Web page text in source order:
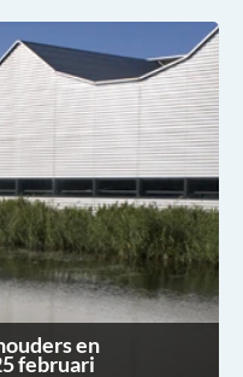
en
februari